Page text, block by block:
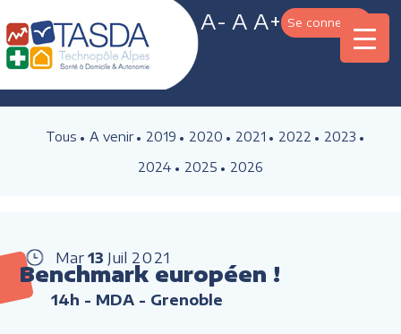
A- A A+ Se connecter
Tous A venir 2019 2020 2021 2022
2023
2024
2025 2026
Mar 13 Juil 2021
Benchmark européen !
14h - MDA - Grenoble